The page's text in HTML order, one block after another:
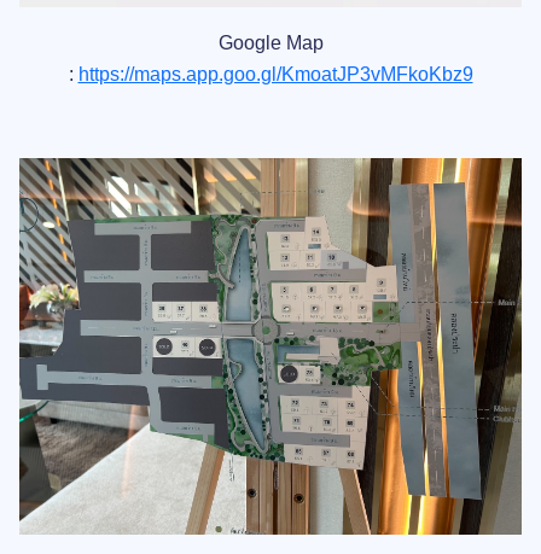
Google Map
: https://maps.app.goo.gl/KmoatJP3vMFkoKbz9